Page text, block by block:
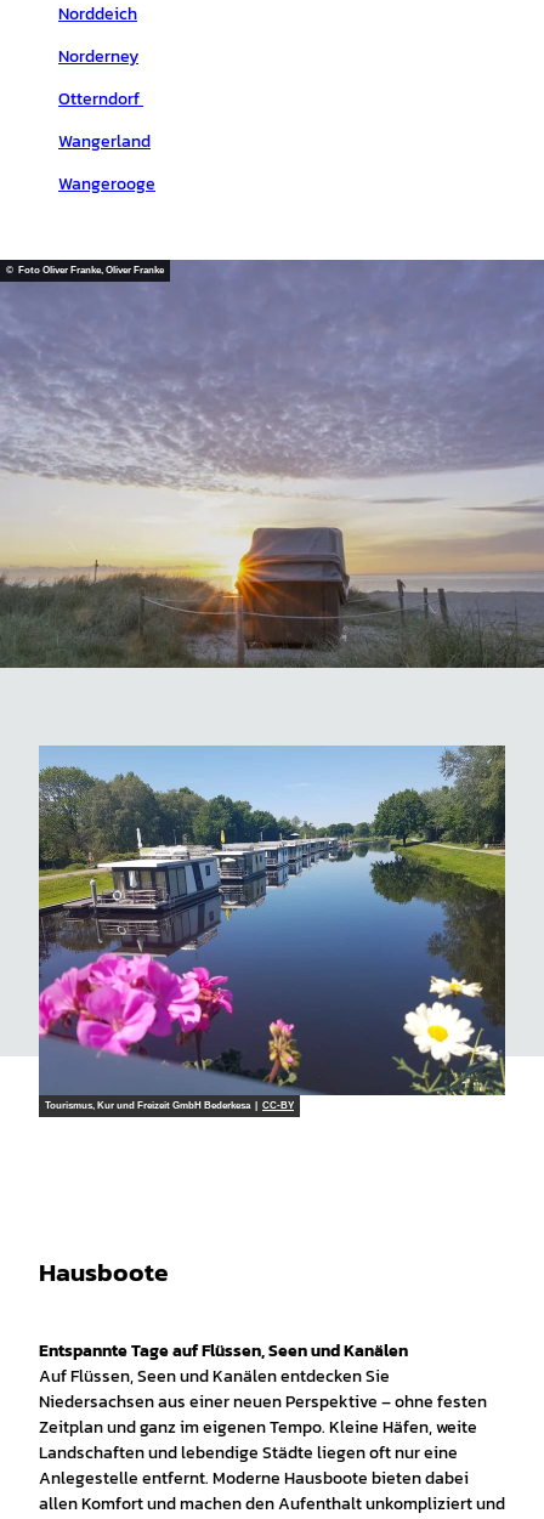
Norddeich
Norderney
Otterndorf
Wangerland
Wangerooge
© Foto Oliver Franke, Oliver Franke
Hausboote
Entspannte Tage auf Flüssen, Seen und Kanälen
Auf Flüssen, Seen und Kanälen entdecken Sie
Niedersachsen aus einer neuen Perspektive – ohne festen
Zeitplan und ganz im eigenen Tempo. Kleine Häfen, weite
Landschaften und lebendige Städte liegen oft nur eine
Anlegestelle entfernt. Moderne Hausboote bieten dabei
allen Komfort und machen den Aufenthalt unkompliziert und
Tourismus, Kur und Freizeit GmbH Bederkesa | CC-BY